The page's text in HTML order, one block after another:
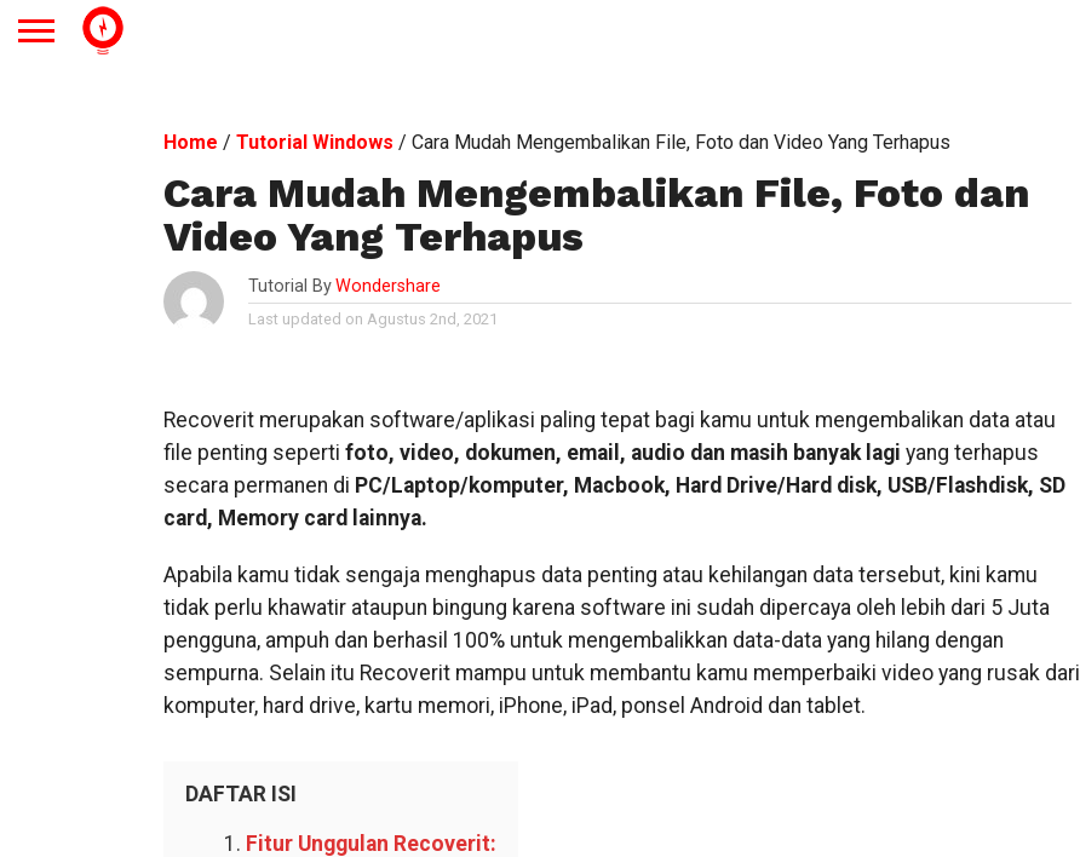
Home / Tutorial Windows / Cara Mudah Mengembalikan File, Foto dan Video Yang Terhapus
Cara Mudah Mengembalikan File, Foto dan
Video Yang Terhapus
Tutorial ByWondershare
Last updated on Agustus 2nd, 2021
Recoverit merupakan software/aplikasi paling tepat bagi kamu untuk mengembalikan data atau
file penting seperti foto, video, dokumen, email, audio dan masih banyak lagi yang terhapus
secara permanen di PC/Laptop/komputer, Macbook, Hard Drive/Hard disk, USB/Flashdisk, SD
card, Memory card lainnya.
Apabila kamu tidak sengaja menghapus data penting atau kehilangan data tersebut, kini kamu
tidak perlu khawatir ataupun bingung karena software ini sudah dipercaya oleh lebih dari 5 Juta
pengguna, ampuh dan berhasil 100% untuk mengembalikkan data-data yang hilang dengan
sempurna. Selain itu Recoverit mampu untuk membantu kamu memperbaiki video yang rusak dari
komputer, hard drive, kartu memori, iPhone, iPad, ponsel Android dan tablet.
DAFTAR ISI
Fitur Unggulan Recoverit: